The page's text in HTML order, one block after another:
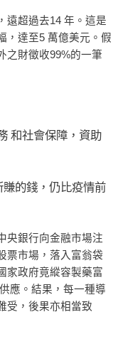
遠超過去14 年。這是
，達至5 萬億美元。假
之財徵收99%的一筆
和社會保障，資助
的錢，仍比疫情前
央銀行向金融市場注
票市場，落入富翁袋
家政府竟縱容製藥富
應。結果，每一種導
受，後果亦相當致